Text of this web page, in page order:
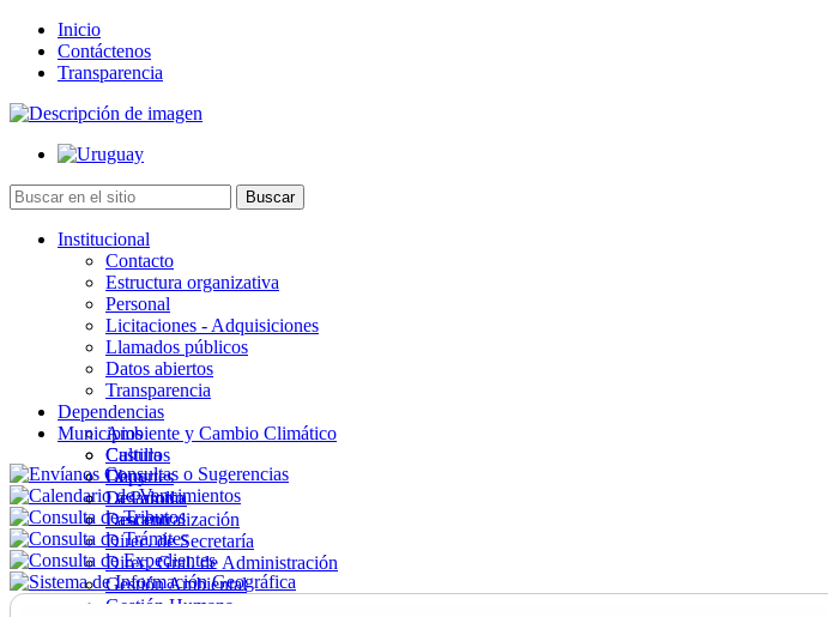
Inicio
Contáctenos
Transparencia
Institucional
Contacto
Estructura organizativa
Personal
Licitaciones - Adquisiciones
Llamados públicos
Datos abiertos
Transparencia
Dependencias
Ambiente y Cambio Climático
Cultura
Deportes
Desarrollo
Descentralización
Direc. de Secretaría
Direc. Gral. de Administración
Gestión Ambiental
Gestión Humana
Municipios
Castillos
Chuy
La Paloma
Lascano